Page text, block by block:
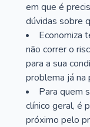
em que é
dúvidas sobre
Economiza
não correr o
para a sua
problema já na
Para quem
clínico geral, é
próximo pelo